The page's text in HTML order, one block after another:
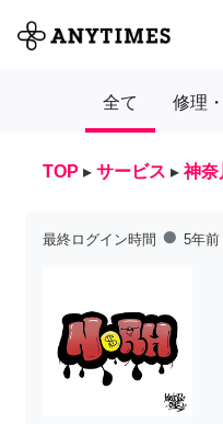
全て 修理
TOP ▸ サービス ▸ 神奈
最終ログイン時間 fiber_manual_record 5年前